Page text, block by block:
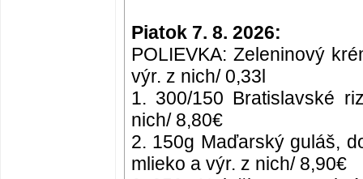
Piatok 7. 8. 2026:
POLIEVKA: Zeleninový
výr. z nich/ 0,33l
1. 300/150 Bratislavské
nich/ 8,80€
2. 150g Maďarský guláš,
mlieko a výr. z nich/ 8,90€